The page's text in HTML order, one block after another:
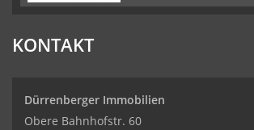
KONTAKT
Dürrenberger Immobilien
Obere Bahnhofstr. 60